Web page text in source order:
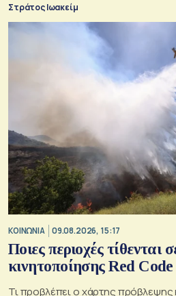
Στράτος Ιωακείμ
ΚΟΙΝΩΝΙΑ 09.08.2026, 15:17
Ποιες περιοχές τίθενται
κινητοποίησης Red Code
Τι προβλέπει ο χάρτης πρόβλεψης